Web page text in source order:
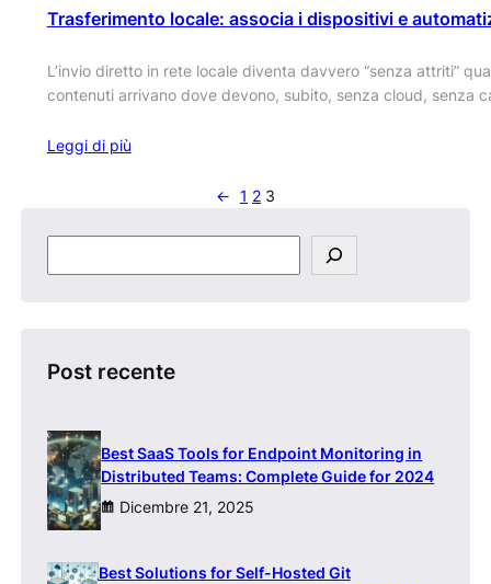
Trasferimento locale: associa i dispositivi e
L’invio diretto in rete locale diventa davvero “senza attriti”
contenuti arrivano dove devono, subito, senza cloud, senza
Leggi di più
← 1 2 3
e
h
Post recente
Best SaaS Tools for Endpoint Monitoring in
Distributed Teams: Complete Guide for 2024
Dicembre 21, 2025
Best Solutions for Self-Hosted Git